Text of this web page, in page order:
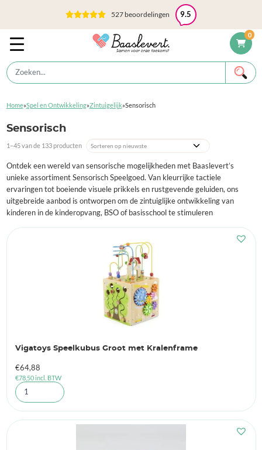
0
527 beoordelingen 9.5
Home»Spel en Ontwikkeling»Zintuigelijk»Sensorisch
Sensorisch
1–45 van de 133 producten
Ontdek een wereld van sensorische mogelijkheden met Baaslevert’s
unieke assortiment Sensorisch Speelgoed. Van kleurrijke tactiele
ervaringen tot boeiende visuele prikkels en rustgevende geluiden, ons
uitgebreide aanbod is ontworpen om de zintuiglijke ontwikkeling van
kinderen in de kinderopvang, BSO of basisschool te stimuleren
Vigatoys Speelkubus Groot met Kralenframe
€64,88
€78,50incl. BTW